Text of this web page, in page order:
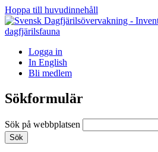
Hoppa till huvudinnehåll
Logga in
In English
Bli medlem
Sökformulär
Sök på webbplatsen